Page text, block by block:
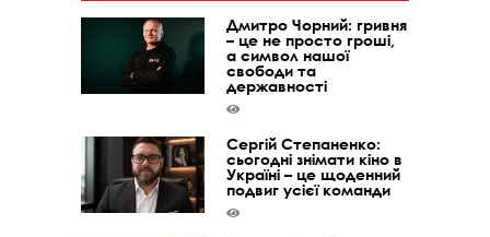
Дмитро Чорний: гривня
– це не просто гроші,
а символ нашої
свободи та
державності
Сергій Степаненко:
сьогодні знімати кіно в
Україні – це щоденний
подвиг усієї команди